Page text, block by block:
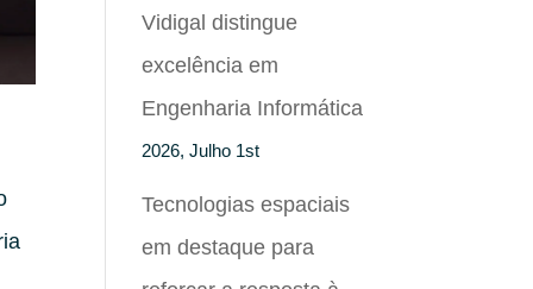
Vidigal distingue
excelência em
Engenharia Informática
2026, Julho 1st
Tecnologias espaciais
em destaque para